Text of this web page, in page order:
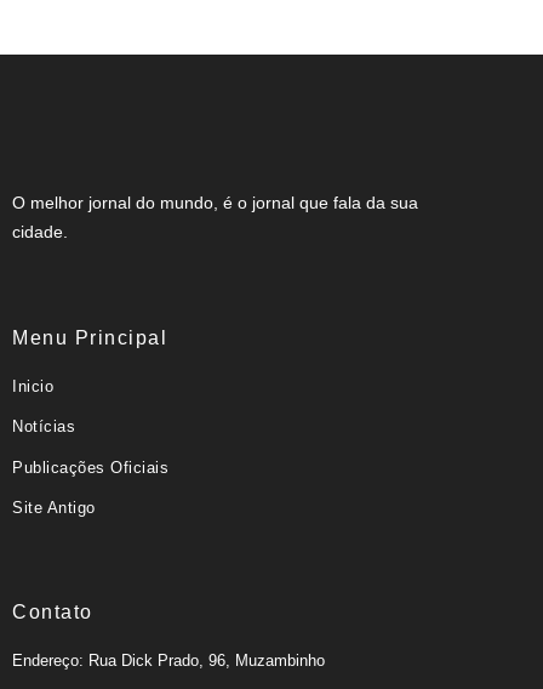
O melhor jornal do mundo, é o jornal que fala da sua
cidade.
Menu Principal
Inicio
Notícias
Publicações Oficiais
Site Antigo
Contato
Endereço: Rua Dick Prado, 96, Muzambinho